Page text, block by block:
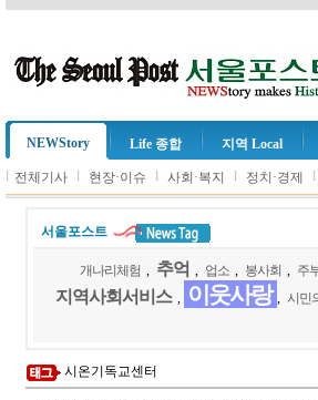
NEWStory Life 종합 지역 Local
l 전체기사 l 현장·이슈 l 사회·복지 l 정치·경제 l
서울포스트
개나리체험 추억 업소 봉사회 주
지역사회서비스 이웃사랑 시민
시온기독교센터